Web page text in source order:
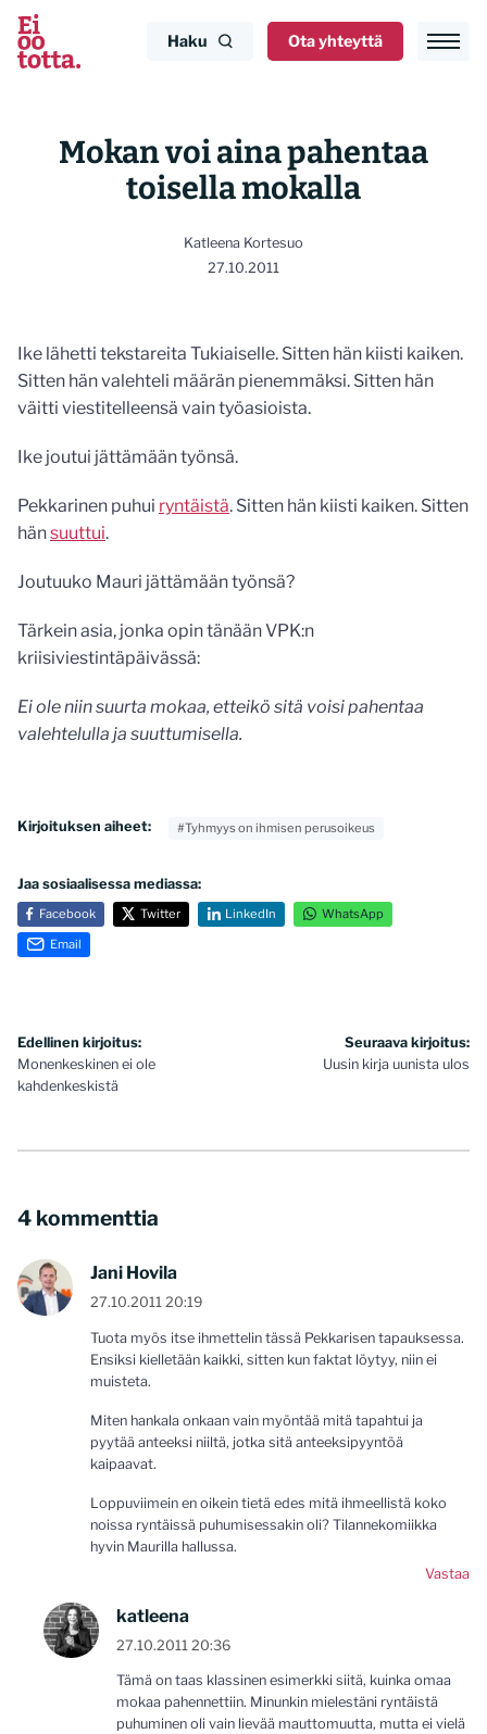
Siirry
sisältöön
Haku Ota yhteyttä
Mokan voi aina pahentaa
toisella mokalla
Katleena Kortesuo
27.10.2011
Ike lähetti tekstareita Tukiaiselle. Sitten hän kiisti kaiken.
Sitten hän valehteli määrän pienemmäksi. Sitten hän
väitti viestitelleensä vain työasioista.
Ike joutui jättämään työnsä.
Pekkarinen puhui ryntäistä. Sitten hän kiisti kaiken. Sitten
hänsuuttui.
Joutuuko Mauri jättämään työnsä?
Tärkein asia, jonka opin tänään VPK:n
kriisiviestintäpäivässä:
Ei ole niin suurta mokaa, etteikö sitä voisi pahentaa
valehtelulla ja suuttumisella.
Kirjoituksen aiheet: #Tyhmyys on ihmisen perusoikeus
Jaa sosiaalisessa mediassa:
Facebook Twitter LinkedIn WhatsApp
Email
Artikkelien
selaus
Edellinen kirjoitus:
Monenkeskinen ei ole
kahdenkeskistä
Seuraava kirjoitus:
Uusin kirja uunista ulos
4 kommenttia
Jani Hovila
27.10.2011 20:19
Tuota myös itse ihmettelin tässä Pekkarisen tapauksessa.
Ensiksi kielletään kaikki, sitten kun faktat löytyy, niin ei
muisteta.
Miten hankala onkaan vain myöntää mitä tapahtui ja
pyytää anteeksi niiltä, jotka sitä anteeksipyyntöä
kaipaavat.
Loppuviimein en oikein tietä edes mitä ihmeellistä koko
noissa ryntäissä puhumisessakin oli? Tilannekomiikka
hyvin Maurilla hallussa.
Vastaa
katleena
27.10.2011 20:36
Tämä on taas klassinen esimerkki siitä, kuinka omaa
mokaa pahennettiin. Minunkin mielestäni ryntäistä
puhuminen oli vain lievää mauttomuutta, mutta ei vielä